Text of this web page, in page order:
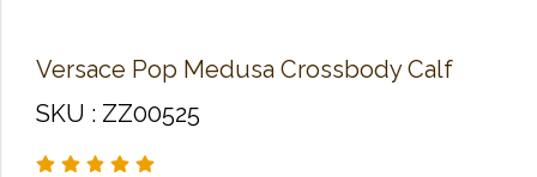
Versace Pop Medusa Crossbody Calf
SKU : ZZ00525